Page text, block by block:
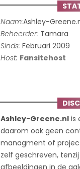
Naam:Ashley-
Beheerder: Tamara
Sinds: Februari 2009
Host: Fansitehost
Ashley-Greene.nl is
daarom ook geen
managment of
zelf geschreven,
afbeeldingen in de